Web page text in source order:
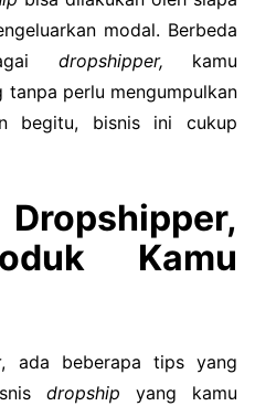
modal. Berbeda
dropshipper, kamu
tanpa perlu mengumpulkan
begitu, bisnis ini cukup
Kamu
, ada beberapa tips yang
dropship yang kamu